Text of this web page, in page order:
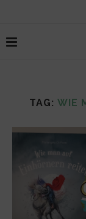
TAG: WIE